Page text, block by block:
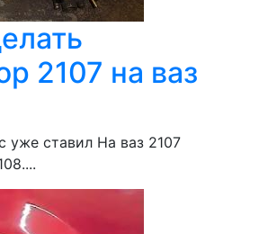
2107 на ваз
уже ставил На ваз 2107